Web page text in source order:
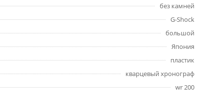
без камней
G-Shock
большой
Япония
пластик
кварцевый хронограф
wr 200